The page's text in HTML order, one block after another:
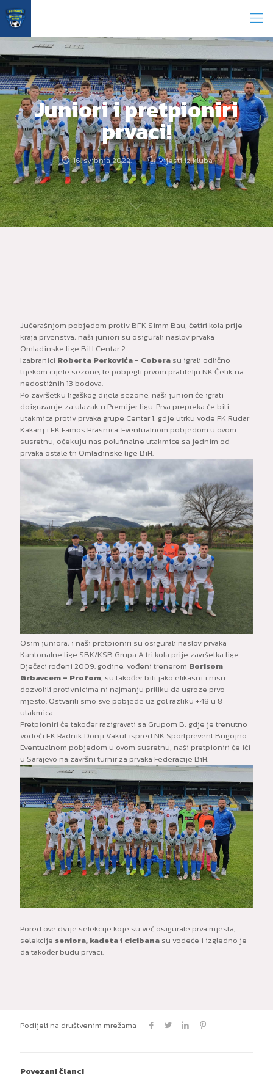
Juniori i pretpioniri
prvaci!
16. svibnja 2022. Vijesti iz kluba
Jučerašnjom pobjedom protiv BFK Simm Bau, četiri kola prije
kraja prvenstva, naši juniori su osigurali naslov prvaka
Omladinske lige BiH Centar 2.
Izabranici Roberta Perkovića - Cobera su igrali odlično
tijekom cijele sezone, te pobjegli prvom pratitelju NK Čelik na
nedostižnih 13 bodova.
Po završetku ligaškog dijela sezone, naši juniori će igrati
doigravanje za ulazak u Premijer ligu. Prva prepreka će biti
utakmica protiv prvaka grupe Centar 1, gdje utrku vode FK Rudar
Kakanj i FK Famos Hrasnica. Eventualnom pobjedom u ovom
susretnu, očekuju nas polufinalne utakmice sa jednim od
prvaka ostale tri Omladinske lige BiH.
Osim juniora, i naši pretpioniri su osigurali naslov prvaka
Kantonalne lige SBK/KSB Grupa A tri kola prije završetka lige.
Dječaci rođeni 2009. godine, vođeni trenerom Borisom
Grbavcem – Profom, su također bili jako efikasni i nisu
dozvolili protivnicima ni najmanju priliku da ugroze prvo
mjesto. Ostvarili smo sve pobjede uz gol razliku +48 u 8
utakmica.
Pretpioniri će također razigravati sa Grupom B, gdje je trenutno
vodeći FK Radnik Donji Vakuf ispred NK Sportprevent Bugojno.
Eventualnom pobjedom u ovom susretnu, naši pretpioniri će ići
u Sarajevo na završni turnir za prvaka Federacije BiH.
Pored ove dvije selekcije koje su već osigurale prva mjesta,
selekcije seniora, kadeta i cicibana su vodeće i izgledno je
da također budu prvaci.
Podijeli na društvenim mrežama
Povezani članci